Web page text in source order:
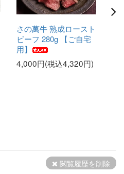
さの萬牛 熟成ロースト
ビーフ 280g 【ご自宅
用】
4,000円(税込4,320円)
閲覧履歴を削除